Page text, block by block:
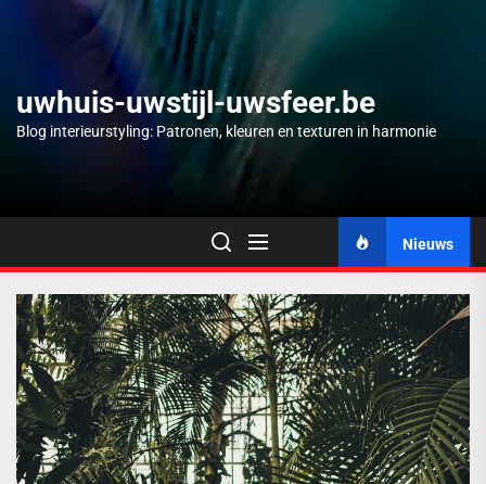
uwhuis-uwstijl-uwsfeer.be
Blog interieurstyling: Patronen, kleuren en texturen in harmonie
Nieuws